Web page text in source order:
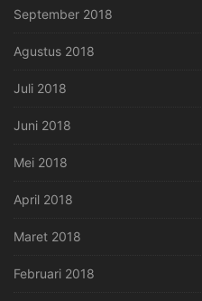
September 2018
Agustus 2018
Juli 2018
Juni 2018
Mei 2018
April 2018
Maret 2018
Februari 2018